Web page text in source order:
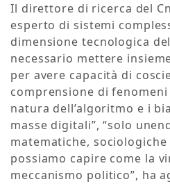
Il direttore di ricerca del
esperto di sistemi
dimensione tecnologica
necessario mettere
per avere capacità di
comprensione di
natura dell’algoritmo e i
masse digitali”, “solo
matematiche,
possiamo capire come la
meccanismo politico”, ha